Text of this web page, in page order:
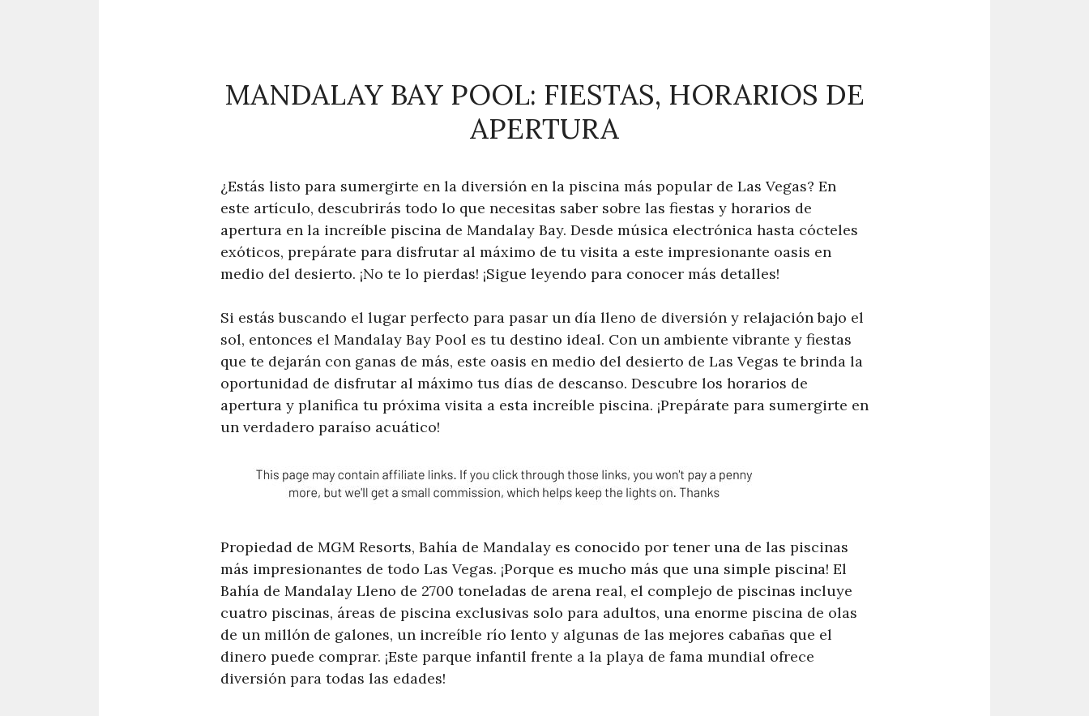
MANDALAY BAY POOL: FIESTAS, HORARIOS DE
APERTURA
¿Estás listo para sumergirte en la diversión en la piscina más popular de Las Vegas? En
este artículo, descubrirás todo lo que necesitas saber sobre las fiestas y horarios de
apertura en la increíble piscina de Mandalay Bay. Desde música electrónica hasta cócteles
exóticos, prepárate para disfrutar al máximo de tu visita a este impresionante oasis en
medio del desierto. ¡No te lo pierdas! ¡Sigue leyendo para conocer más detalles!
Si estás buscando el lugar perfecto para pasar un día lleno de diversión y relajación bajo el
sol, entonces el Mandalay Bay Pool es tu destino ideal. Con un ambiente vibrante y fiestas
que te dejarán con ganas de más, este oasis en medio del desierto de Las Vegas te brinda la
oportunidad de disfrutar al máximo tus días de descanso. Descubre los horarios de
apertura y planifica tu próxima visita a esta increíble piscina. ¡Prepárate para sumergirte en
un verdadero paraíso acuático!
Propiedad de MGM Resorts, Bahía de Mandalay es conocido por tener una de las piscinas
más impresionantes de todo Las Vegas. ¡Porque es mucho más que una simple piscina! El
Bahía de Mandalay Lleno de 2700 toneladas de arena real, el complejo de piscinas incluye
cuatro piscinas, áreas de piscina exclusivas solo para adultos, una enorme piscina de olas
de un millón de galones, un increíble río lento y algunas de las mejores cabañas que el
dinero puede comprar. ¡Este parque infantil frente a la playa de fama mundial ofrece
diversión para todas las edades!